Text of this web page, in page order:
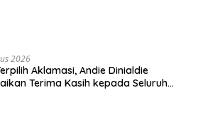
2026
Aklamasi, Andie Dinialdie
Terima Kasih kepada Seluruh